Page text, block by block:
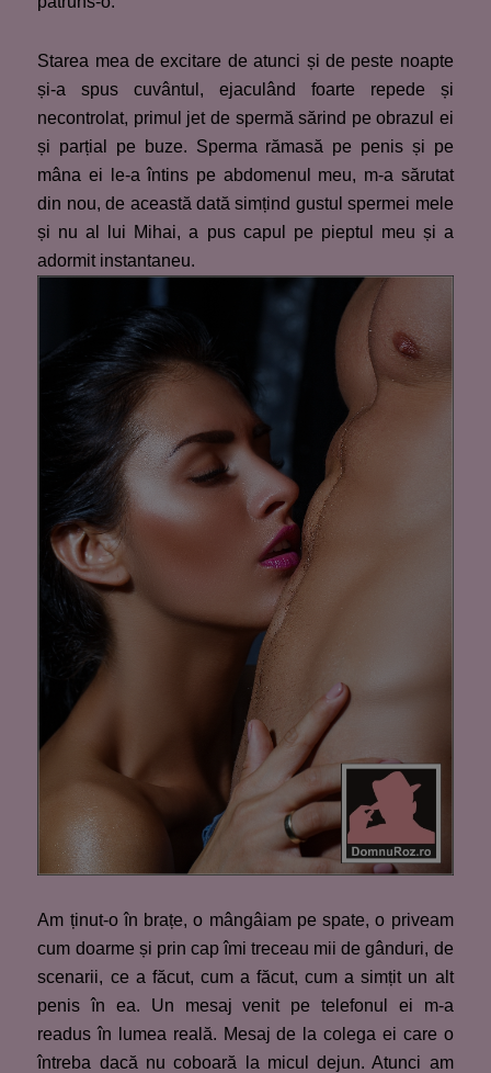
Starea mea de excitare de atunci și de peste noapte
și-a spus cuvântul, ejaculând foarte repede și
necontrolat, primul jet de spermă sărind pe obrazul ei
și parțial pe buze. Sperma rămasă pe penis și pe
mâna ei le-a întins pe abdomenul meu, m-a sărutat
din nou, de această dată simțind gustul spermei mele
și nu al lui Mihai, a pus capul pe pieptul meu și a
adormit instantaneu.
Am ținut-o în brațe, o mângâiam pe spate, o priveam
cum doarme și prin cap îmi treceau mii de gânduri, de
scenarii, ce a făcut, cum a făcut, cum a simțit un alt
penis în ea. Un mesaj venit pe telefonul ei m-a
readus în lumea reală. Mesaj de la colega ei care o
întreba dacă nu coboară la micul dejun. Atunci am